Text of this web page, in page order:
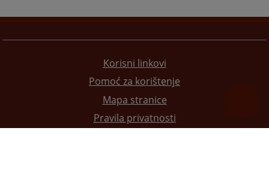
Korisni linkovi
Pomoć za korištenje
Mapa stranice
Pravila privatnosti